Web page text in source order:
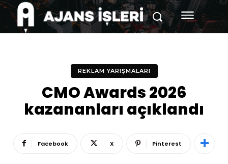
REKLAM YARIŞMALARI
CMO Awards 2026
kazananları açıklandı
Facebook X Pinterest